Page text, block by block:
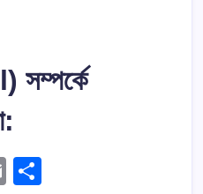
সম্পর্কে
E